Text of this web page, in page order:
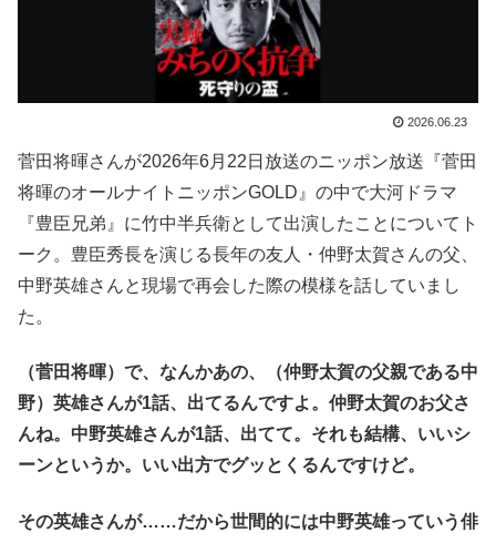
2026.06.23
菅田将暉さんが2026年6月22日放送のニッポン放送『菅田
将暉のオールナイトニッポンGOLD』の中で大河ドラマ
『豊臣兄弟』に竹中半兵衛として出演したことについてト
ーク。豊臣秀長を演じる長年の友人・仲野太賀さんの父、
中野英雄さんと現場で再会した際の模様を話していまし
た。
（菅田将暉）で、なんかあの、（仲野太賀の父親である中
野）英雄さんが1話、出てるんですよ。仲野太賀のお父さ
んね。中野英雄さんが1話、出てて。それも結構、いいシ
ーンというか。いい出方でグッとくるんですけど。
その英雄さんが……だから世間的には中野英雄っていう俳